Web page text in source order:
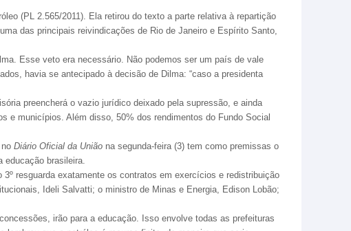
(PL 2.565/2011). Ela retirou do texto a parte relativa à repartição
das principais reivindicações de Rio de Janeiro e Espírito Santo,
Esse veto era necessário. Não podemos ser um país de vale
havia se antecipado à decisão de Dilma: “caso a presidenta
preencherá o vazio jurídico deixado pela supressão, e ainda
e municípios. Além disso, 50% dos rendimentos do Fundo Social
Diário Oficial da União na segunda-feira (3) tem como premissas o
educação brasileira.
resguarda exatamente os contratos em exercícios e redistribuição
Ideli Salvatti; o ministro de Minas e Energia, Edison Lobão;
irão para a educação. Isso envolve todas as prefeituras